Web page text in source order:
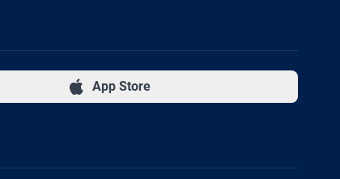
App Store